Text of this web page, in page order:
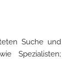
Suche und
Spezialisten;